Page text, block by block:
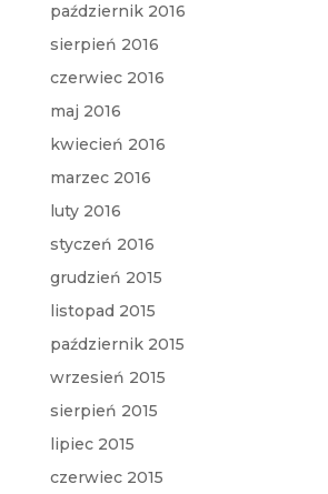
październik 2016
sierpień 2016
czerwiec 2016
maj 2016
kwiecień 2016
marzec 2016
luty 2016
styczeń 2016
grudzień 2015
listopad 2015
październik 2015
wrzesień 2015
sierpień 2015
lipiec 2015
czerwiec 2015